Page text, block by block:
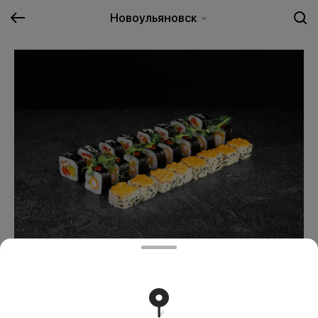
Новоульяновск